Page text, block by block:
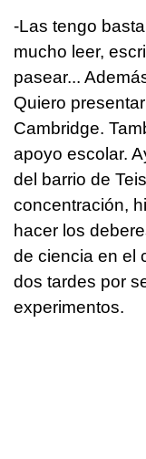
-Las tengo
mucho leer,
pasear...
Quiero
Cambridge.
apoyo escolar.
del barrio de
concentración,
hacer los
de ciencia en el
dos tardes por
experimentos.